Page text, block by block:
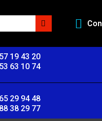
19 43 20
63 10 74
29 94 48
38 29 77